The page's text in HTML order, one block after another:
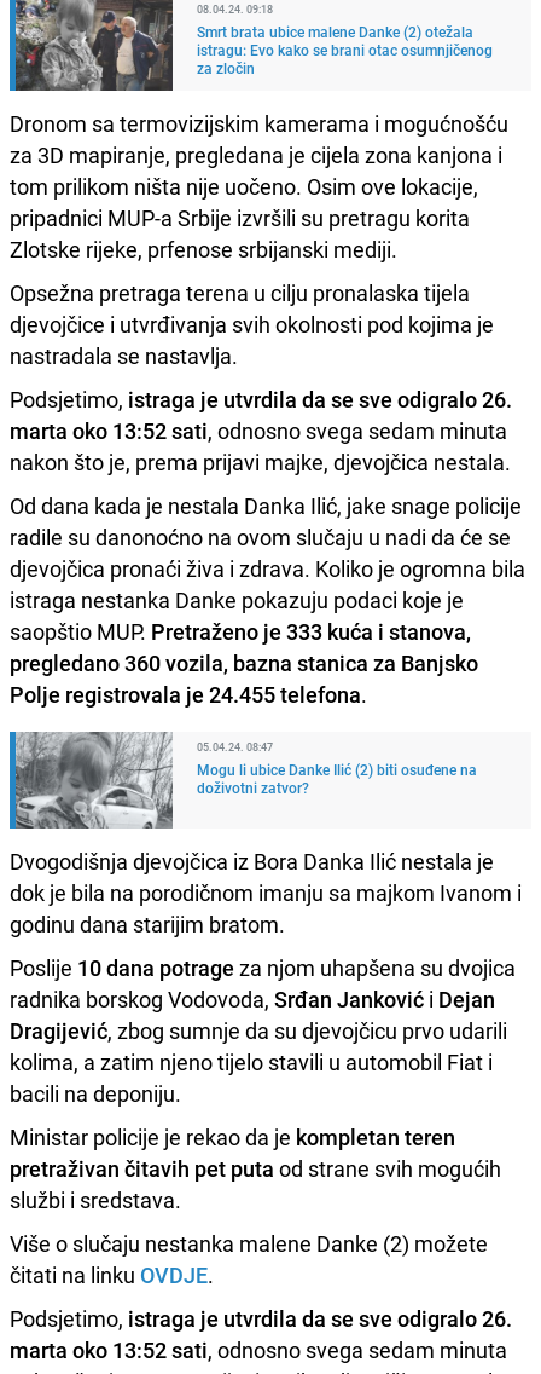
08.04.24. 09:18
Smrt brata ubice malene Danke (2) otežala
istragu: Evo kako se brani otac osumnjičenog
za zločin
Dronom sa termovizijskim kamerama i mogućnošću
za 3D mapiranje, pregledana je cijela zona kanjona i
tom prilikom ništa nije uočeno. Osim ove lokacije,
pripadnici MUP-a Srbije izvršili su pretragu korita
Zlotske rijeke, prfenose srbijanski mediji.
Opsežna pretraga terena u cilju pronalaska tijela
djevojčice i utvrđivanja svih okolnosti pod kojima je
nastradala se nastavlja.
Podsjetimo, istraga je utvrdila da se sve odigralo 26.
marta oko 13:52 sati, odnosno svega sedam minuta
nakon što je, prema prijavi majke, djevojčica nestala.
Od dana kada je nestala Danka Ilić, jake snage policije
radile su danonoćno na ovom slučaju u nadi da će se
djevojčica pronaći živa i zdrava. Koliko je ogromna bila
istraga nestanka Danke pokazuju podaci koje je
saopštio MUP. Pretraženo je 333 kuća i stanova,
pregledano 360 vozila, bazna stanica za Banjsko
Polje registrovala je 24.455 telefona.
05.04.24. 08:47
Mogu li ubice Danke Ilić (2) biti osuđene na
doživotni zatvor?
Dvogodišnja djevojčica iz Bora Danka Ilić nestala je
dok je bila na porodičnom imanju sa majkom Ivanom i
godinu dana starijim bratom.
Poslije 10 dana potrage za njom uhapšena su dvojica
radnika borskog Vodovoda, Srđan Janković i Dejan
Dragijević, zbog sumnje da su djevojčicu prvo udarili
kolima, a zatim njeno tijelo stavili u automobil Fiat i
bacili na deponiju.
Ministar policije je rekao da je kompletan teren
pretraživan čitavih pet puta od strane svih mogućih
službi i sredstava.
Više o slučaju nestanka malene Danke (2) možete
čitati na linku OVDJE.
Podsjetimo, istraga je utvrdila da se sve odigralo 26.
marta oko 13:52 sati, odnosno svega sedam minuta